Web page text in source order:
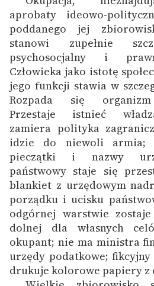
aprobaty ideowo-
poddanego jej
stanowi zupełnie
psychosocjalny i
Człowieka jako istotę
jego funkcji stawia w
Rozpada się organizm
Przestaje istnieć
zamiera polityka
idzie do niewoli armia;
pieczątki i nazwy
państwowy staje się
blankiet z urzędowym
porządku i ucisku
odgórnej warstwie
dolnej dla własnych
okupant; nie ma ministra
urzędy podatkowe;
drukuje kolorowe papiery z